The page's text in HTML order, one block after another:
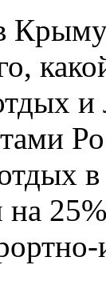
и
на